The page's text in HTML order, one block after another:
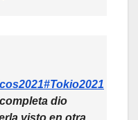
#Tokio2021
dio